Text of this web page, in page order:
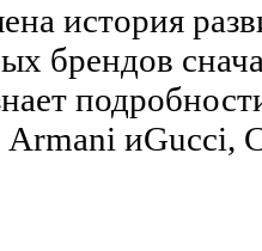
история
брендов
иGucci,